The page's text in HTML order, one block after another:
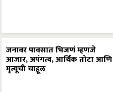
जनावर पावसात भिजणं म्हणजे
आजार, अपंगत्व, आर्थिक तोटा आणि
मृत्यूची चाहूल